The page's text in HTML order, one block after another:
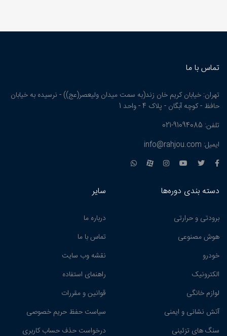
تماس با ما
تهران: خیابان کریم خان زند(به سمت میدان ولیعصر(عج)) - نرسیده به خیابان
حافظ - کوچه آبگان - پلاک 4 - واحد 1
تلفن: 91094085-021
ایمیل: info@rahjou.com
دسته بندی دوره‌ها
برودتی و حرارتی
هوش مصنوعی
خودرو
الکترونیک
لوازم خانگی
آتش نشانی و ایمنی
سنگ های تزئینی
سایر
درباره ما
تماس با ما
نقشه وب سایت
راهنمای استفاده
قوانین و مقررات
سیاست حفظ حریم خصوصی
درخواست حذف حساب کاربری